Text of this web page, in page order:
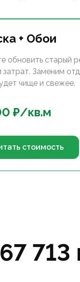
+ Обои
обновить старый
затрат. Заменим
чище и свежее.
₽/кв.м
стоимость
67 713